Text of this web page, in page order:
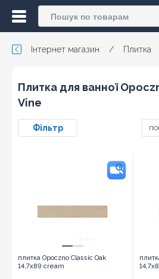
Інтернет магазин / Плитка
Плитка для ванної
Vine
Фільтр
плитка Opoczno Classic Oak
14,7x89 cream